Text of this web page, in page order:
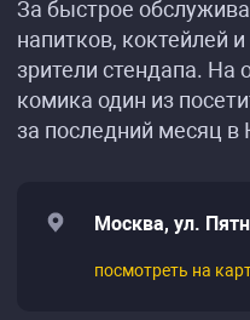
За быстрое
напитков, коктейлей
зрители стендапа. На
комика один из
за последний месяц в
Москва, ул.
посмотреть на